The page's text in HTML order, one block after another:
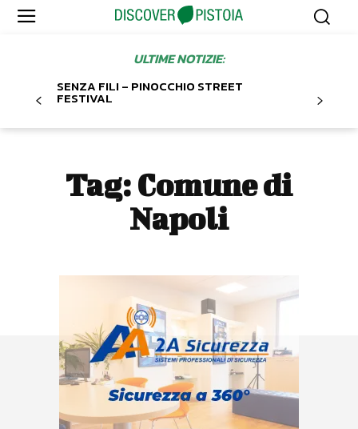
ULTIME NOTIZIE:
SENZA FILI – PINOCCHIO STREET
FESTIVAL
Tag: Comune di
Napoli